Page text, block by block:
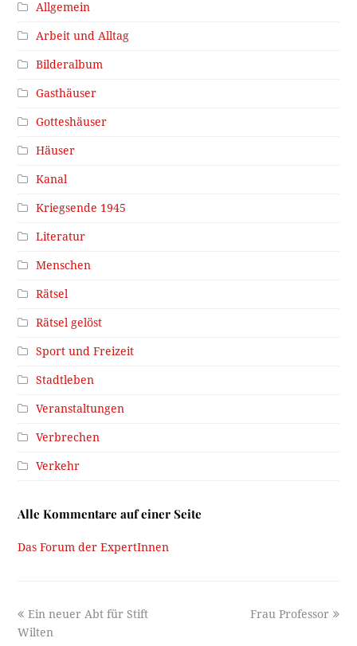
Allgemein
Arbeit und Alltag
Bilderalbum
Gasthäuser
Gotteshäuser
Häuser
Kanal
Kriegsende 1945
Literatur
Menschen
Rätsel
Rätsel gelöst
Sport und Freizeit
Stadtleben
Veranstaltungen
Verbrechen
Verkehr
Alle Kommentare auf einer Seite
Das Forum der ExpertInnen
previous
post:
Ein neuer Abt für Stift
Wilten
next
Frau Professor